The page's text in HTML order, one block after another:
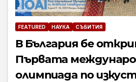
FEATURED НАУКА СЪБИТИЯ
В България бе
Първата
олимпиада по